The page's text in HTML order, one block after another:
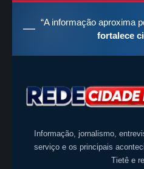
“A informação aproxima
fortalece
Informação, jornalismo,
serviço e os principais
Tietê e